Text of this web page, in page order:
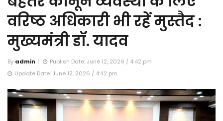
वरिष्ठ अधिकारी भी रहें मुस्तैद :
मुख्यमंत्री डॉ. यादव
By admin
Publish Date: June 12, 2026 / 4:42 pm
Update Date: June 12, 2026 / 4:42 pm